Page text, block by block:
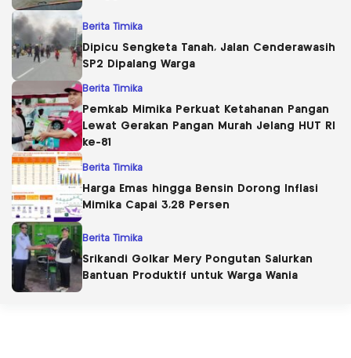
Berita Timika
Dipicu Sengketa Tanah, Jalan Cenderawasih
SP2 Dipalang Warga
Berita Timika
Pemkab Mimika Perkuat Ketahanan Pangan
Lewat Gerakan Pangan Murah Jelang HUT RI
ke-81
Berita Timika
Harga Emas hingga Bensin Dorong Inflasi
Mimika Capai 3,28 Persen
Berita Timika
Srikandi Golkar Mery Pongutan Salurkan
Bantuan Produktif untuk Warga Wania